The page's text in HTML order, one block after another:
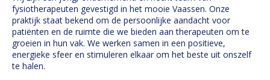
fysiotherapeuten gevestigd in het mooie Vaassen. Onze
praktijk staat bekend om de persoonlijke aandacht voor
patiënten en de ruimte die we bieden aan therapeuten om te
groeien in hun vak. We werken samen in een positieve,
energieke sfeer en stimuleren elkaar om het beste uit onszelf
te halen.